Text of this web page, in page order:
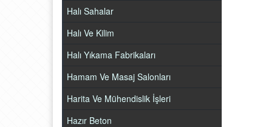
Halı Sahalar
Halı Ve Kilim
Halı Yıkama Fabrikaları
Hamam Ve Masaj Salonları
Harita Ve Mühendislik İşleri
Hazır Beton